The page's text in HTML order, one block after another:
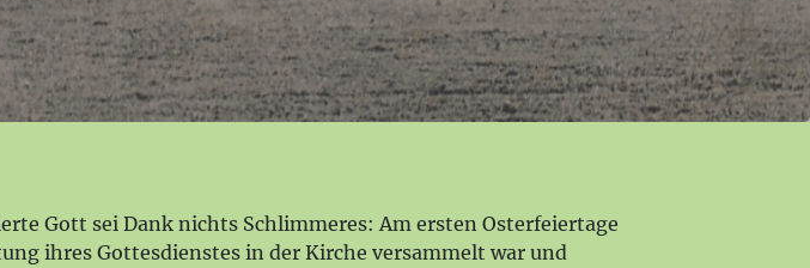
Gott sei Dank nichts Schlimmeres: Am ersten Osterfeiertage
ihres Gottesdienstes in der Kirche versammelt war und